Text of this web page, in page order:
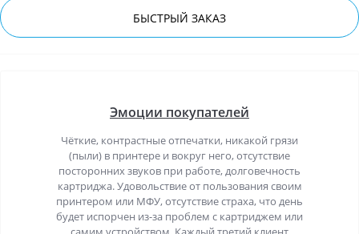
БЫСТРЫЙ ЗАКАЗ
Эмоции покупателей
Чёткие, контрастные отпечатки, никакой грязи
(пыли) в принтере и вокруг него, отсутствие
посторонних звуков при работе, долговечность
картриджа. Удовольствие от пользования своим
принтером или МФУ, отсутствие страха, что день
будет испорчен из-за проблем с картриджем или